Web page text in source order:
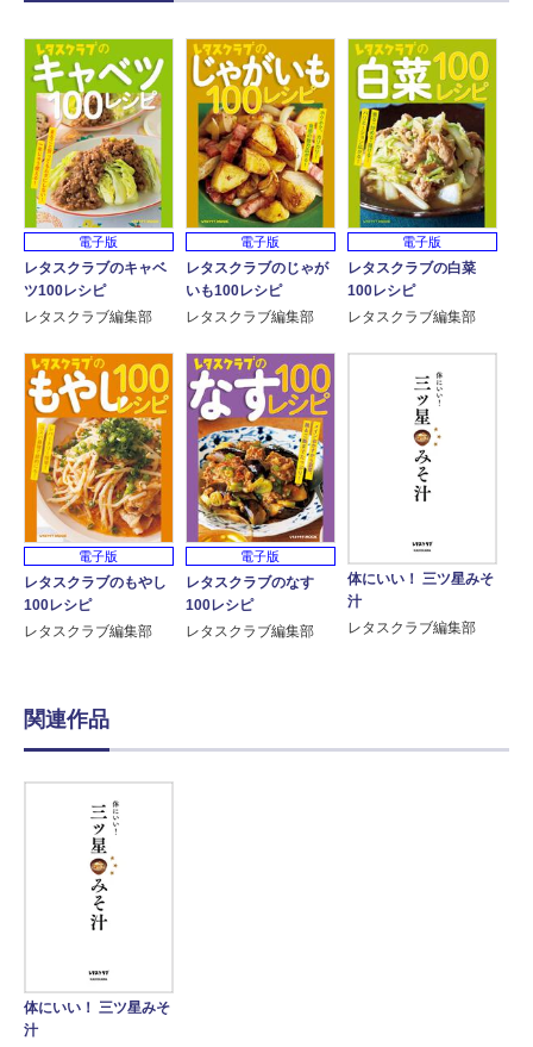
電子版
レタスクラブのキャベ
ツ100レシピ
レタスクラブ編集部
電子版
レタスクラブのじゃが
いも100レシピ
レタスクラブ編集部
電子版
レタスクラブの白菜
100レシピ
レタスクラブ編集部
電子版
レタスクラブのもやし
100レシピ
レタスクラブ編集部
電子版
レタスクラブのなす
100レシピ
レタスクラブ編集部
体にいい！ 三ツ星みそ
汁
レタスクラブ編集部
関連作品
体にいい！ 三ツ星みそ
汁